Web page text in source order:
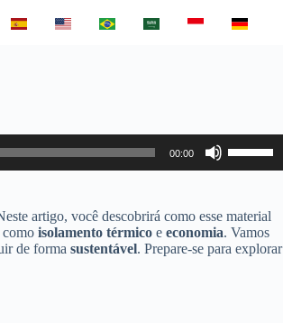
00:00
as
setas
ou
para
baixo
artigo, você descobrirá como esse material
como isolamento térmico e economia. Vamos
de forma sustentável. Prepare-se para explorar